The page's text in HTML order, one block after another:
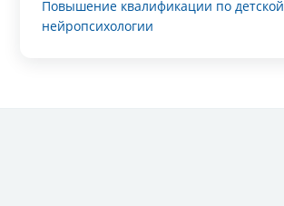
Повышение квалификации по детской
нейропсихологии